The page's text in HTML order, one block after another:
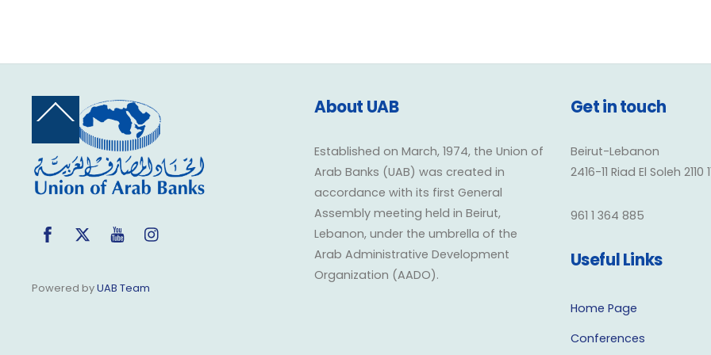
Back
Top
Facebook
Twitter YouTube
Powered byUAB Team
About UAB
Established on March, 1974, the Union of
Arab Banks (UAB) was created in
accordance with its first General
Assembly meeting held in Beirut,
Lebanon, under the umbrella of the
Arab Administrative Development
Organization (AADO).
Get in touch
Beirut-Lebanon
2416-11 Riad El Soleh 2110
961 1 364 885
Useful Links
Home Page
Conferences